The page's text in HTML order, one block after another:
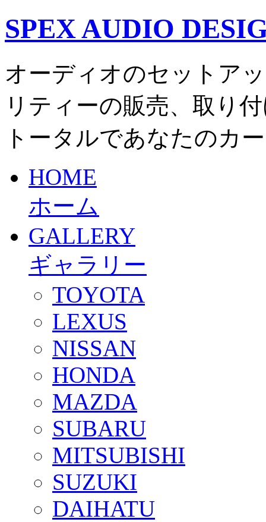
SPEX AUDIO
オーディオのセットア
リティーの販売、取り
トータルであなたのカ
HOME
ホーム
GALLERY
ギャラリー
TOYOTA
LEXUS
NISSAN
HONDA
MAZDA
SUBARU
MITSUBISHI
SUZUKI
DAIHATU